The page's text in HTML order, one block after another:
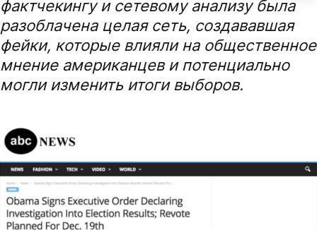
фактчекингу и сетевому анализу была
разоблачена целая сеть, создававшая
фейки, которые влияли на общественное
мнение американцев и потенциально
могли изменить итоги выборов.